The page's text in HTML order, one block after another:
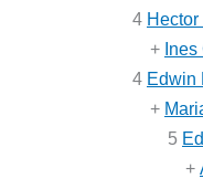
4
+
4 Edwin
+
5
+